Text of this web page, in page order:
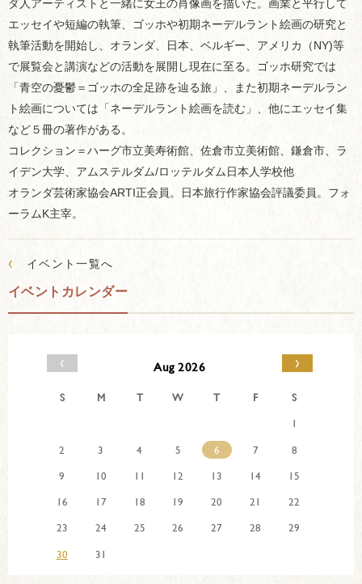
ダ人アーティストと一緒に女王の肖像画を描いた。画業と平行して
エッセイや短編の執筆、ゴッホや初期ネーデルラント絵画の研究と
執筆活動を開始し、オランダ、日本、ベルギー、アメリカ（NY)等
で展覧会と講演などの活動を展開し現在に至る。ゴッホ研究では
「青空の憂鬱＝ゴッホの全足跡を辿る旅」、また初期ネーデルラン
ト絵画については「ネーデルラント絵画を読む」、他にエッセイ集
など５冊の著作がある。
コレクション＝ハーグ市立美寿術館、佐倉市立美術館、鎌倉市、ラ
イデン大学、アムステルダム/ロッテルダム日本人学校他
オランダ芸術家協会ARTI正会員。日本旅行作家協会評議委員。フォ
ーラムK主宰。
‹ イベント一覧へ
イベントカレンダー
‹ Aug 2026 ›
S M T W T F
S
1
2
3 4 5 6 7
8
9
10 11 12 13 14
15
16
17 18 19 20 21
22
23
24 25 26 27 28
29
30
31